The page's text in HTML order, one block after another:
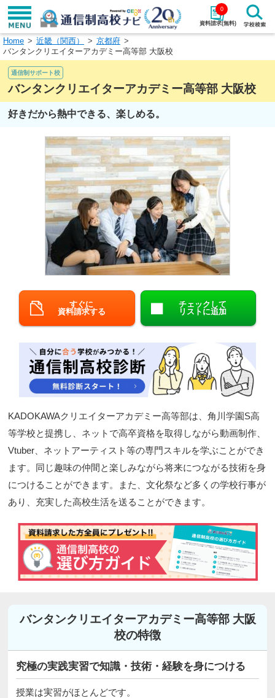
資料請求(無料)
0
学校名で探す
エリアから探す
エリアを選択して探す
北海道・東北
北陸・甲信越
中国
九州・沖縄
閉じる
Home 近畿（関西）
京都府
バンタンクリエイターアカデミー高等部 大阪校
通信制サポート校
バンタンクリエイターアカデミー高等部 大阪校
好きだから熱中できる、楽しめる。
すぐに
資料請求する
チェックして
リストに追加
KADOKAWAクリエイターアカデミー高等部は、角川学園S高
等学校と提携し、ネットで高卒資格を取得しながら動画制作、
Vtuber、ネットアーティスト等の専門スキルを学ぶことができ
ます。同じ趣味の仲間と楽しみながら将来につながる技術を身
につけることができます。また、文化祭など多くの学校行事が
あり、充実した高校生活を送ることができます。
バンタンクリエイターアカデミー高等部 大阪
校の特徴
究極の実践実習で知識・技術・経験を身につける
授業は実習がほとんどです。